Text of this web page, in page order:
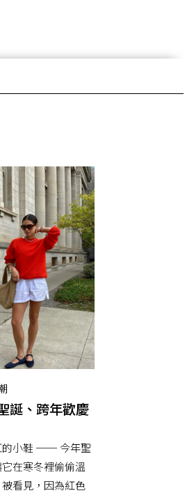
誕、跨年歡慶
的小鞋 ── 今年聖
在寒冬裡偷偷溫
看見，因為紅色